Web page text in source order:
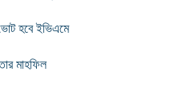
হবে ইভিএমে
মাহফিল